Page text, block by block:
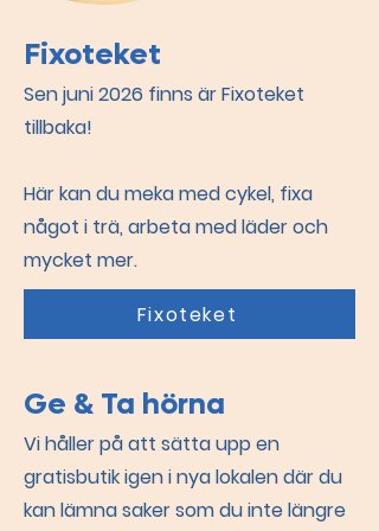
Fixoteket
Sen juni 2026 finns är Fixoteket
tillbaka!
Här kan du meka med cykel, fixa
något i trä, arbeta med läder och
mycket mer.
Fixoteket
Ge & Ta hörna
Vi håller på att sätta upp en
gratisbutik igen i nya lokalen där du
kan lämna saker som du inte längre